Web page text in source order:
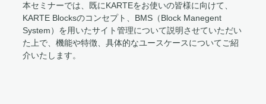
本セミナーでは、既にKARTEをお使いの皆様に向けて、
KARTE Blocksのコンセプト、BMS（Block Manegent
System）を用いたサイト管理について説明させていただい
た上で、機能や特徴、具体的なユースケースについてご紹
介いたします。